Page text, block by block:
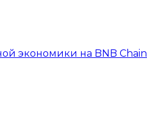
экономики на BNB Chain